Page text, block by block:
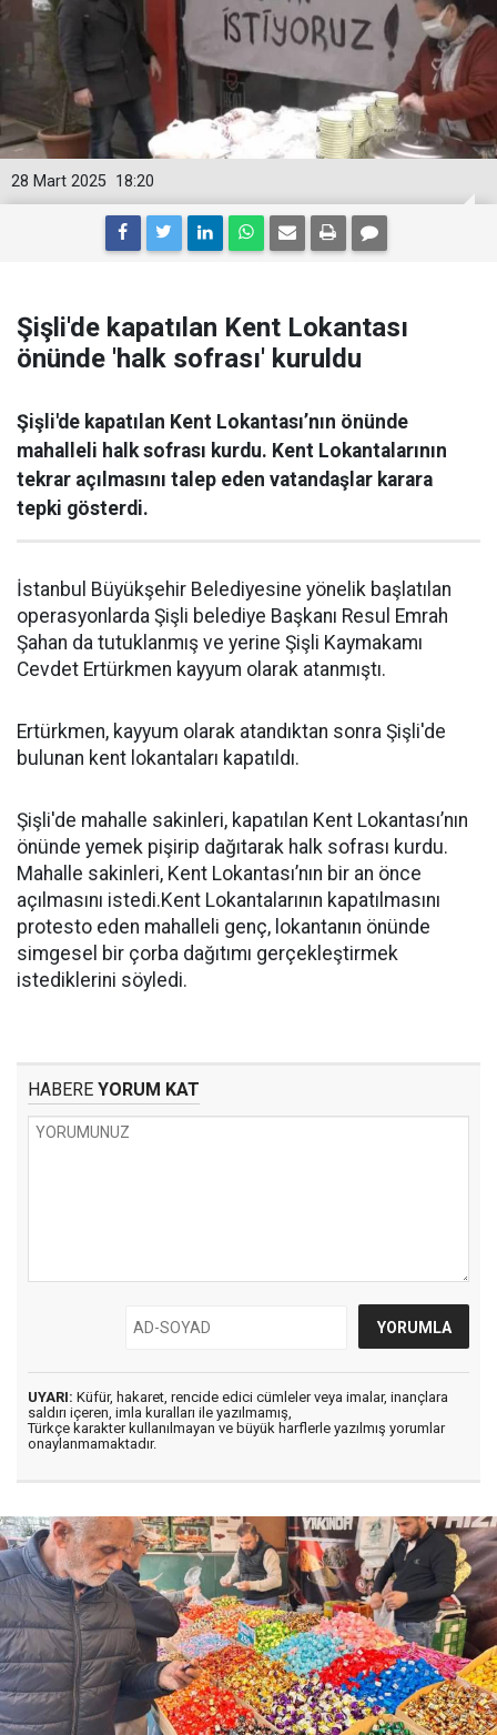
18:20
28 Mart 2025
Şişli'de kapatılan Kent Lokantası
önünde 'halk sofrası' kuruldu
Şişli'de kapatılan Kent Lokantası’nın önünde
mahalleli halk sofrası kurdu. Kent Lokantalarının
tekrar açılmasını talep eden vatandaşlar karara
tepki gösterdi.
İstanbul Büyükşehir Belediyesine yönelik başlatılan
operasyonlarda Şişli belediye Başkanı Resul Emrah
Şahan da tutuklanmış ve yerine Şişli Kaymakamı
Cevdet Ertürkmen kayyum olarak atanmıştı.
Ertürkmen, kayyum olarak atandıktan sonra Şişli'de
bulunan kent lokantaları kapatıldı.
Şişli'de mahalle sakinleri, kapatılan Kent Lokantası’nın
önünde yemek pişirip dağıtarak halk sofrası kurdu.
Mahalle sakinleri, Kent Lokantası’nın bir an önce
açılmasını istedi.Kent Lokantalarının kapatılmasını
protesto eden mahalleli genç, lokantanın önünde
simgesel bir çorba dağıtımı gerçekleştirmek
istediklerini söyledi.
HABERE YORUM KAT
UYARI: Küfür, hakaret, rencide edici cümleler veya imalar, inançlara
saldırı içeren, imla kuralları ile yazılmamış,
Türkçe karakter kullanılmayan ve büyük harflerle yazılmış yorumlar
onaylanmamaktadır.